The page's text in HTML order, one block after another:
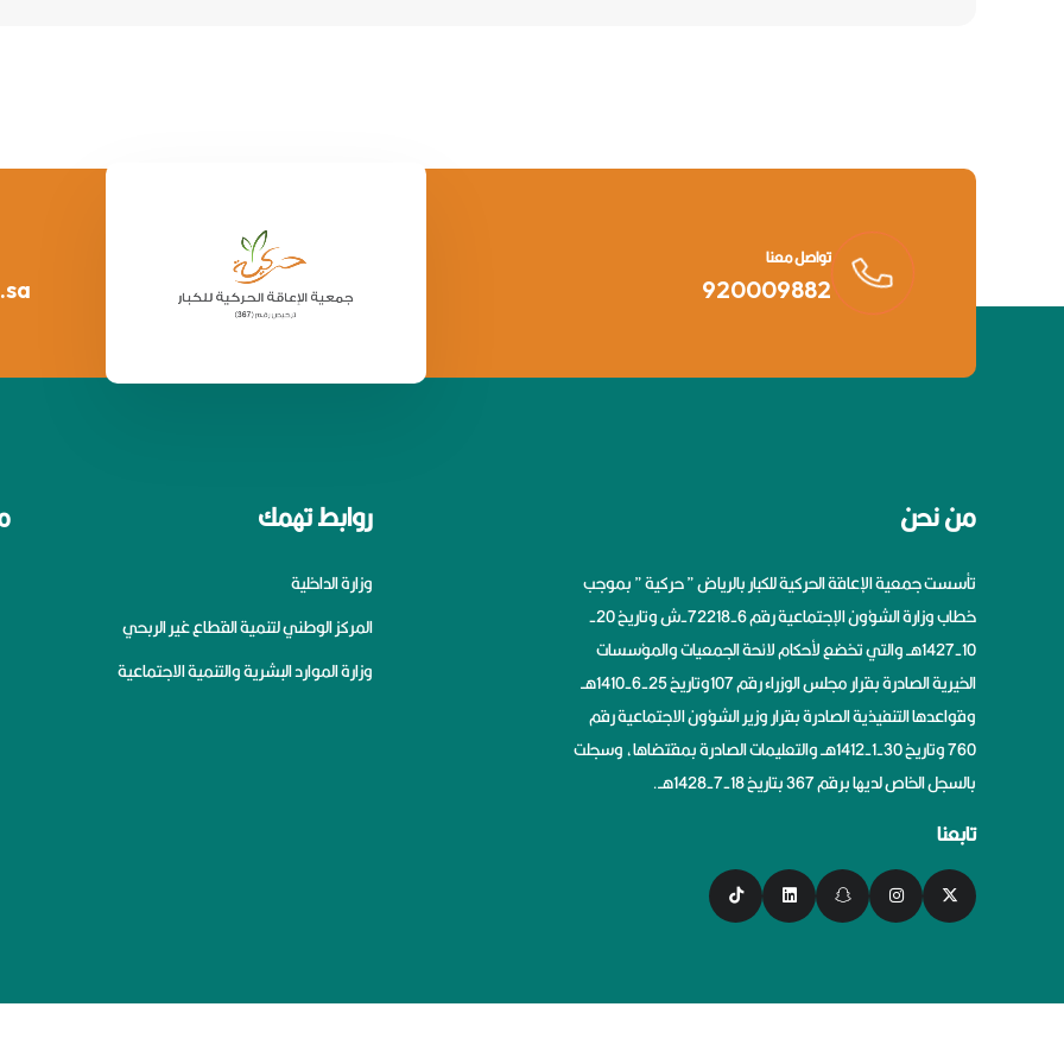
تواصل معنا
920009882
من نحن
تأسست جمعية الإعاقة الحركية للكبار بالرياض ” حركية ” بموجب
خطاب وزارة الشؤون الإجتماعية رقم 6-72218-ش وتاريخ 20-
10-1427هــ والتي تخضع لأحكام لائحة الجمعيات والمؤسسات
الخيرية الصادرة بقرار مجلس الوزراء رقم 107وتاريخ 25-6-1410هــ
وقواعدها التنفيذية الصادرة بقرار وزير الشؤون الاجتماعية رقم
760 وتاريخ 30-1-1412هــ والتعليمات الصادرة بمقتضاها، وسجلت
بالسجل الخاص لديها برقم 367 بتاريخ 18-7-1428هــ.
تابعنا
روابط تهمك
وزارة الداخلية
المركز الوطني لتنمية القطاع غير الربحي
وزارة الموارد البشرية والتنمية الاجتماعية